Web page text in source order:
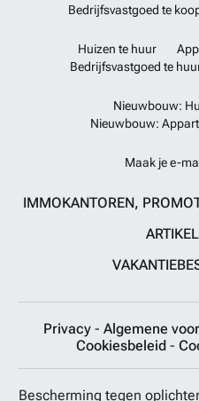
Bedrijfsvastgoed te
Huizen te huur
Bedrijfsvastgoed te
Nieuwbouw:
Nieuwbouw:
Maak je e-
IMMOKANTOREN,
Privacy - Algemene
Cookiesbeleid -
Bescherming tegen